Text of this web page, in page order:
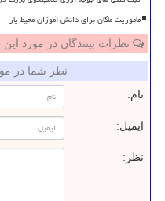
مأموریت ماکان برای دانش آموزان محیط یار
نظرات بینندگان در مورد
نظر شما در
نام:
ایمیل:
نظر: